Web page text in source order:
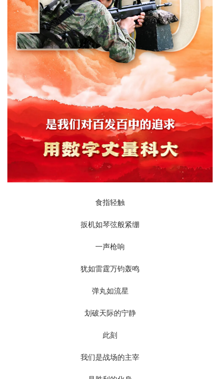
食指轻触
扳机如琴弦般紧绷
一声枪响
犹如雷霆万钧轰鸣
弹丸如流星
划破天际的宁静
此刻
我们是战场的主宰